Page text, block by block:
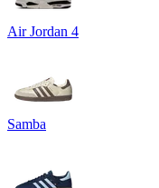
Air Jordan 4
Samba